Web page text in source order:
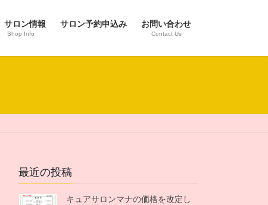
サロン情報
Shop Info
サロン予約申込み お問い合わせ
Contact Us
最近の投稿
キュアサロンマナの価格を改定し